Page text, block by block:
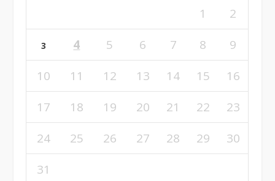
1 2
3 4 5 6 7 8
9
10
11 12 13 14 15
16
17
18 19 20 21 22
23
24
25 26 27 28 29
30
31